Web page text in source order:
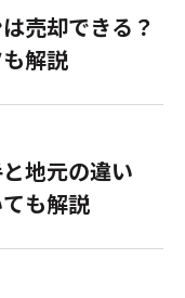
売却できる？
解説
地元の違い
も解説